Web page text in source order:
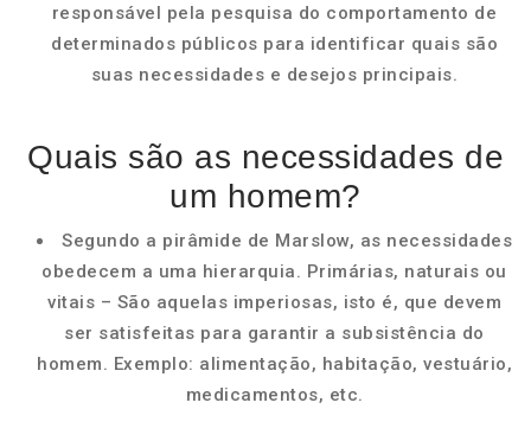
responsável pela pesquisa do comportamento de
determinados públicos para identificar quais são
suas necessidades e desejos principais.
Quais são as necessidades de
um homem?
Segundo a pirâmide de Marslow, as necessidades
obedecem a uma hierarquia. Primárias, naturais ou
vitais – São aquelas imperiosas, isto é, que devem
ser satisfeitas para garantir a subsistência do
homem. Exemplo: alimentação, habitação, vestuário,
medicamentos, etc.